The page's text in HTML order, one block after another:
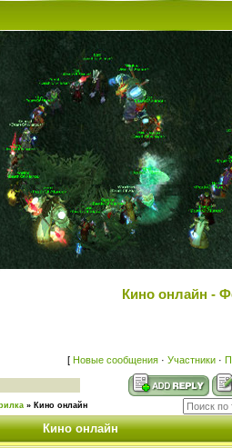
Кино онлайн -
[ Новые сообщения · Участники ·
» Кино онлайн
Кино онлайн